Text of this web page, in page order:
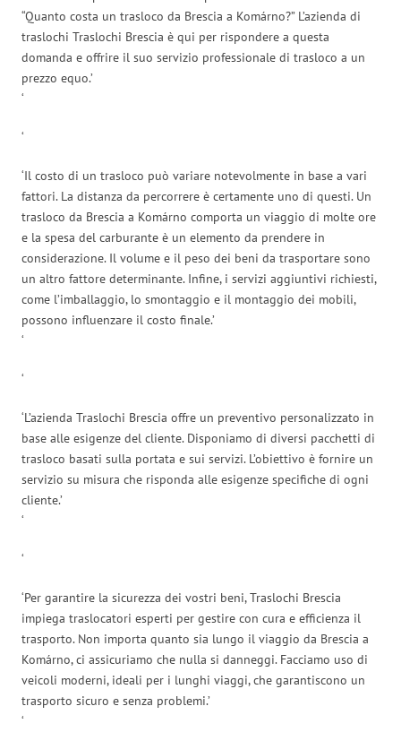
“Quanto costa un trasloco da Brescia a Komárno?” L’azienda di
traslochi Traslochi Brescia è qui per rispondere a questa
domanda e offrire il suo servizio professionale di trasloco a un
prezzo equo.’
‘
‘
‘Il costo di un trasloco può variare notevolmente in base a vari
fattori. La distanza da percorrere è certamente uno di questi. Un
trasloco da Brescia a Komárno comporta un viaggio di molte ore
e la spesa del carburante è un elemento da prendere in
considerazione. Il volume e il peso dei beni da trasportare sono
un altro fattore determinante. Infine, i servizi aggiuntivi richiesti,
come l’imballaggio, lo smontaggio e il montaggio dei mobili,
possono influenzare il costo finale.’
‘
‘
‘L’azienda Traslochi Brescia offre un preventivo personalizzato in
base alle esigenze del cliente. Disponiamo di diversi pacchetti di
trasloco basati sulla portata e sui servizi. L’obiettivo è fornire un
servizio su misura che risponda alle esigenze specifiche di ogni
cliente.’
‘
‘
‘Per garantire la sicurezza dei vostri beni, Traslochi Brescia
impiega traslocatori esperti per gestire con cura e efficienza il
trasporto. Non importa quanto sia lungo il viaggio da Brescia a
Komárno, ci assicuriamo che nulla si danneggi. Facciamo uso di
veicoli moderni, ideali per i lunghi viaggi, che garantiscono un
trasporto sicuro e senza problemi.’
‘